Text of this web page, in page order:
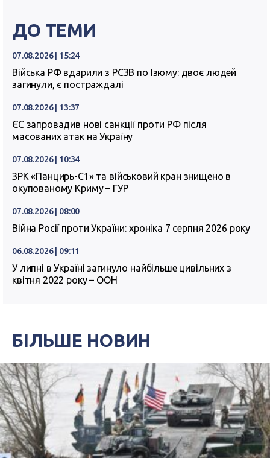
ДО ТЕМИ
07.08.2026 | 15:24
Війська РФ вдарили з РСЗВ по Ізюму: двоє людей
загинули, є постраждалі
07.08.2026 | 13:37
ЄС запровадив нові санкції проти РФ після
масованих атак на Україну
07.08.2026 | 10:34
ЗРК «Панцирь-С1» та військовий кран знищено в
окупованому Криму – ГУР
07.08.2026 | 08:00
Війна Росії проти України: хроніка 7 серпня 2026 року
06.08.2026 | 09:11
У липні в Україні загинуло найбільше цивільних з
квітня 2022 року – ООН
БІЛЬШЕ НОВИН